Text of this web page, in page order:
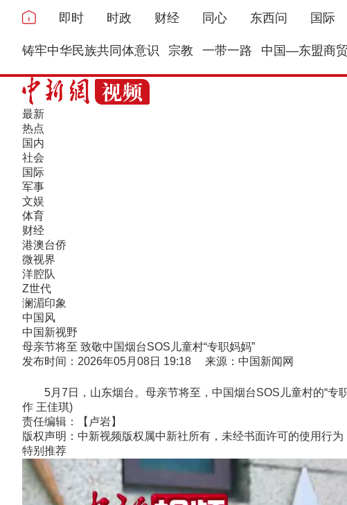
即时 时政 财经 同心 东西问 国际
铸牢中华民族共同体意识 宗教 一带一路 中国—东盟商
最新
热点
国内
社会
国际
军事
文娱
体育
财经
港澳台侨
微视界
洋腔队
Z世代
澜湄印象
中国风
中国新视野
母亲节将至 致敬中国烟台SOS儿童村“专职妈妈”
发布时间：2026年05月08日 19:18 来源：中国新闻网
5月7日，山东烟台。母亲节将至，中国烟台SOS儿童村的“专
作 王佳琪)
责任编辑：【卢岩】
版权声明：中新视频版权属中新社所有，未经书面许可的使用行为
特别推荐